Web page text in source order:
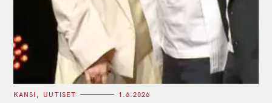
C
KANSI UUTISET 1.6.2026